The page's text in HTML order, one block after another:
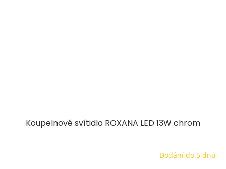
Koupelnové svítidlo ROXANA LED 13W chrom
Dodání do 5 dnů